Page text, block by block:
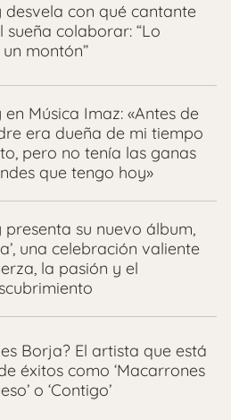
desvela con qué cantante
sueña colaborar: “Lo
montón”
en Música Imaz: «Antes de
era dueña de mi tiempo
pero no tenía las ganas
que tengo hoy»
presenta su nuevo álbum,
una celebración valiente
la pasión y el
Borja? El artista que está
éxitos como ‘Macarrones
o ‘Contigo’